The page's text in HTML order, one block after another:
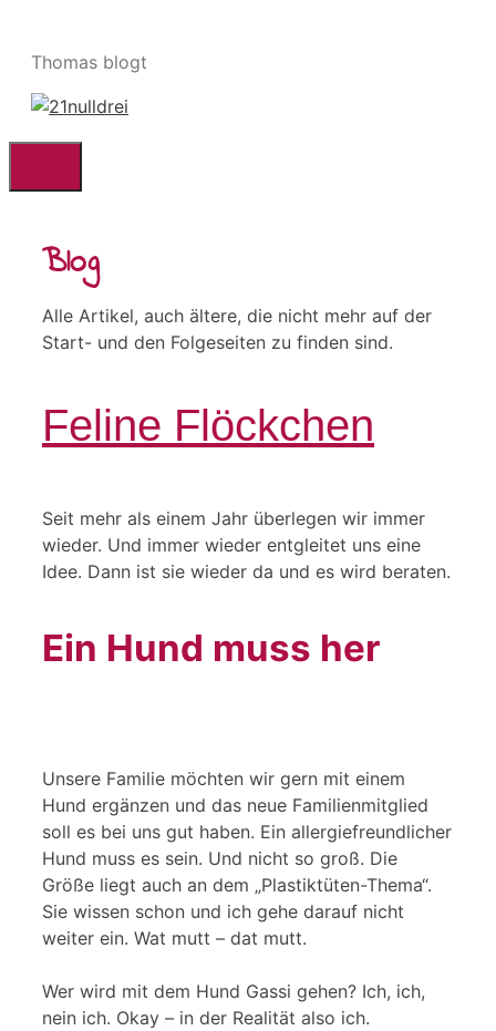
springen
Thomas blogt
Blog
Alle Artikel, auch ältere, die nicht mehr auf der
Start- und den Folgeseiten zu finden sind.
Feline Flöckchen
Seit mehr als einem Jahr überlegen wir immer
wieder. Und immer wieder entgleitet uns eine
Idee. Dann ist sie wieder da und es wird beraten.
Ein Hund muss her
Unsere Familie möchten wir gern mit einem
Hund ergänzen und das neue Familienmitglied
soll es bei uns gut haben. Ein allergiefreundlicher
Hund muss es sein. Und nicht so groß. Die
Größe liegt auch an dem „Plastiktüten-Thema“.
Sie wissen schon und ich gehe darauf nicht
weiter ein. Wat mutt – dat mutt.
Wer wird mit dem Hund Gassi gehen? Ich, ich,
nein ich. Okay – in der Realität also ich.